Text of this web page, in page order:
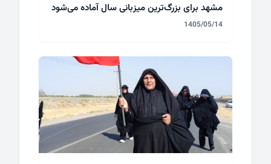
مشهد برای بزرگ‌ترین میزبانی سال آماده می‌شود
1405/05/14